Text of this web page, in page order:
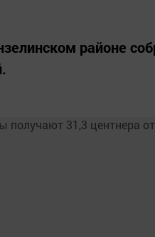
районе